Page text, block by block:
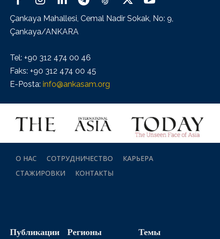
Çankaya Mahallesi, Cemal Nadir Sokak, No: 9,
Çankaya/ANKARA
Tel: +90 312 474 00 46
Faks: +90 312 474 00 45
E-Posta: info@ankasam.org
О НАС СОТРУДНИЧЕСТВО
КАРЬЕРА
СТАЖИРОВКИ
КОНТАКТЫ
Публикации Регионы Темы